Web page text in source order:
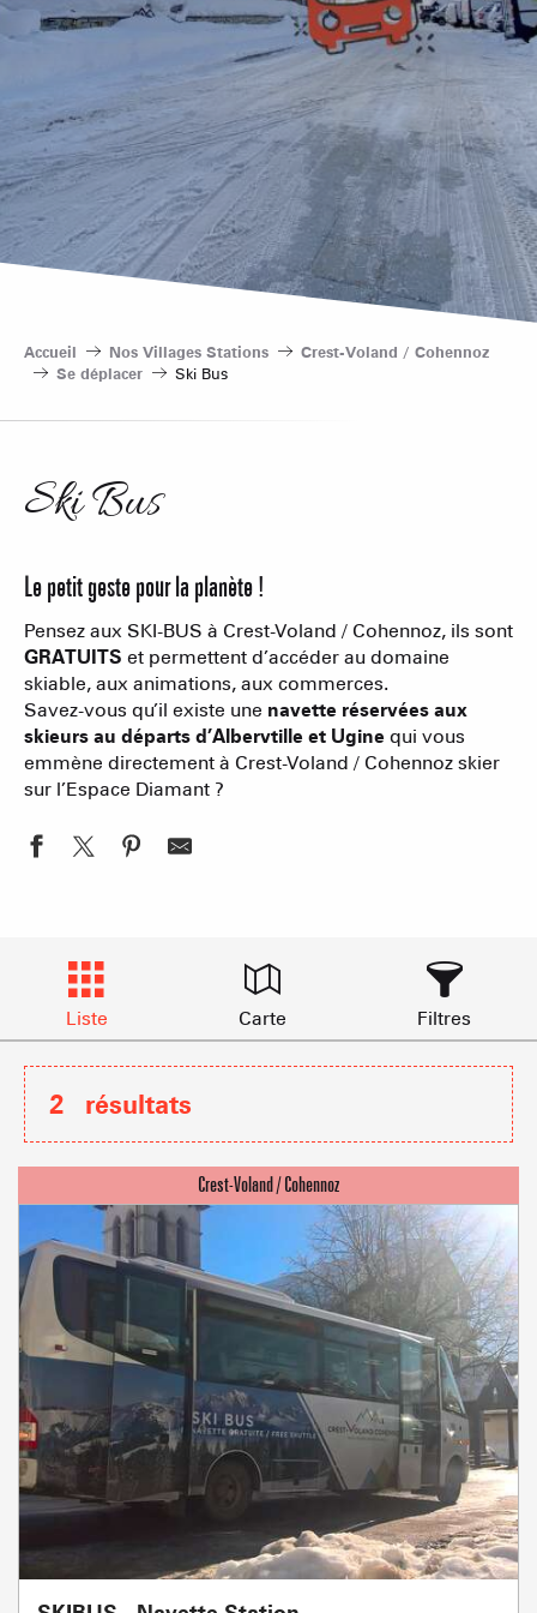
Accueil Nos Villages Stations
Crest-Voland / Cohennoz
Se déplacer
Ski Bus
Ski Bus
Le petit geste pour la planète !
Pensez aux SKI-BUS à Crest-Voland / Cohennoz, ils sont
GRATUITS et permettent d’accéder au domaine
skiable, aux animations, aux commerces.
Savez-vous qu’il existe une navette réservées aux
skieurs au départs d’Albervtille et Ugine qui vous
emmène directement à Crest-Voland / Cohennoz skier
sur l’Espace Diamant ?
Liste Carte Filtres
2 résultats